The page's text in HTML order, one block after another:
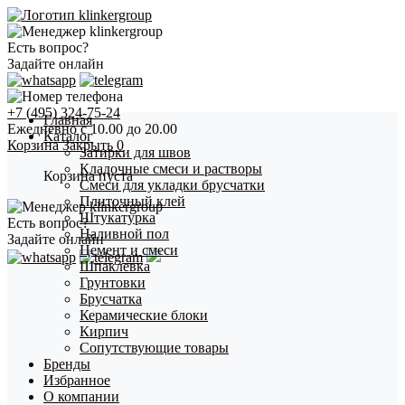
Есть вопрос?
Задайте онлайн
+7 (495) 324-75-24
Ежедневно с 10.00 до 20.00
Корзина Закрыть 0
Корзина пуста
Есть вопрос?
Задайте онлайн
Главная
Каталог
Затирки для швов
Кладочные смеси и растворы
Смеси для укладки брусчатки
Плиточный клей
Штукатурка
Наливной пол
Цемент и смеси
Шпаклевка
Грунтовки
Брусчатка
Керамические блоки
Кирпич
Сопутствующие товары
Бренды
Избранное
О компании